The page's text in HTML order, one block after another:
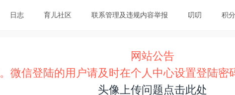
日志 育儿社区 联系管理及违规内容举报 叨叨 积
网站公告
。微信登陆的用户请及时在个人中心设置登陆密
头像上传问题点击此处